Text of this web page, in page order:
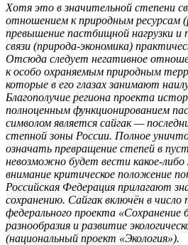
Хотя это в значительной степени
отношением к природным ресурсам
превышение пастбищной нагрузки и
связи (природа-экономика)
Отсюда следует негативное
к особо охраняемым природным
которые в его глазах занимают
Благополучие региона проекта
полноценным функционированием
символом является сайгак —
степной зоны России. Полное
означать превращение степей в
невозможно будет вести какое-
внимание критическое положение
Российская Федерация прилагают
сохранению. Сайгак включён в
федерального проекта «Сохранение
разнообразия и развитие
(национальный проект «Экология»).